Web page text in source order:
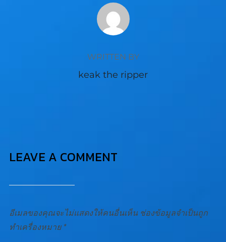
POST AUTHOR
WRITTEN BY
keak the ripper
LEAVE A COMMENT
อีเมลของคุณจะไม่แสดงให้คนอื่นเห็น ช่องข้อมูลจำเป็นถูก
ทำเครื่องหมาย *